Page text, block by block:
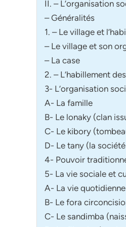
II. – L’organisation
– Généralités
1. – Le village et
– Le village et son
– La case
2. – L’habillement
3- L’organisation
A- La famille
B- Le lonaky (clan
C- Le kibory
D- Le tany (la
4- Pouvoir
5- La vie sociale et
A- La vie
B- Le fora
C- Le sandimba